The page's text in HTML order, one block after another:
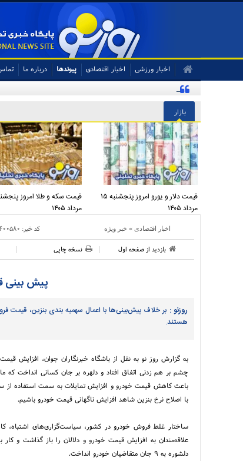
اخبار ورزشی اخبار اقتصادی پیوندها درباره ما
بازار
قیمت دلار و یورو امروز پنجشنبه ۱۵
مرداد ۱۴۰۵
مرداد ۱۴۰۵
اخبار اقتصادی » خبر ویژه کد خبر:
بازدید از صفحه اول نسخه چاپی
پیش بینی
روزنو : بر خلاف پیش‌بینی‌ها با اعمال سهمیه بندی بنزین، قیمت
هستند.
به گزارش روز نو به نقل از باشگاه خبرنگاران جوان، افزایش
چشم بر هم زدنی اتفاق افتاد و دلهره بر جان کسانی انداخت که
با اصلاح نرخ بنزین شاهد افزایش ناگهانی قیمت خودرو باشیم.
ساختار غلط فروش خودرو در کشور، سیاست‌گزاری‌های اشتباه،
علاقه‌مندان به افزایش قیمت خودرو و دلالان را باز گذاشت و کار
دلشوره به ۹ جان متقاضیان خودرو انداخت.